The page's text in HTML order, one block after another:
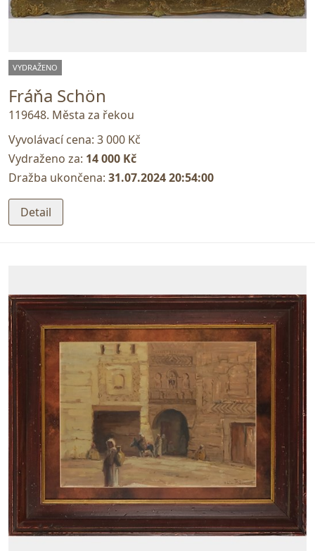
VYDRAŽENO
Fráňa Schön
119648. Města za řekou
Vyvolávací cena: 3 000 Kč
Vydraženo za: 14 000 Kč
Dražba ukončena: 31.07.2024 20:54:00
Detail